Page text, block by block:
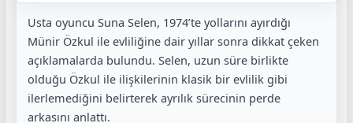
Usta oyuncu Suna Selen, 1974’te yollarını ayırdığı
Münir Özkul ile evliliğine dair yıllar sonra dikkat çeken
açıklamalarda bulundu. Selen, uzun süre birlikte
olduğu Özkul ile ilişkilerinin klasik bir evlilik gibi
ilerlemediğini belirterek ayrılık sürecinin perde
arkasını anlattı.